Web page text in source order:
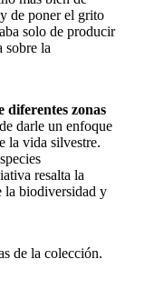
de poner el grito
solo de producir
sobre la
diferentes zonas
darle un enfoque
la vida silvestre.
resalta la
la biodiversidad y
de la colección.